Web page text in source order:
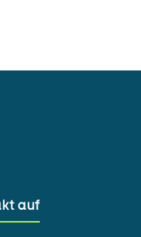
auf